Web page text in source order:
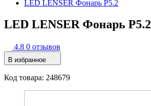
LED LENSER Фонарь P5.2
LED LENSER Фонарь P5.2
4.8 0 отзывов
В избранное
Код товара: 248679